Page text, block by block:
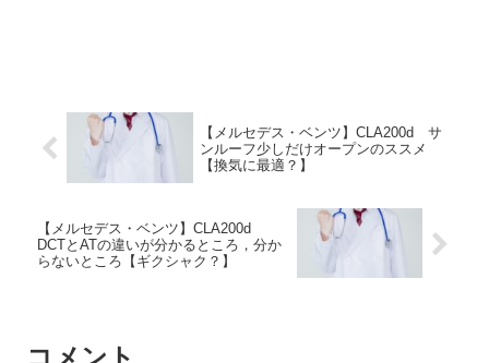
【メルセデス・ベンツ】CLA200d サ
ンルーフ少しだけオープンのススメ
【換気に最適？】
【メルセデス・ベンツ】CLA200d
DCTとATの違いが分かるところ，分か
らないところ【ギクシャク？】